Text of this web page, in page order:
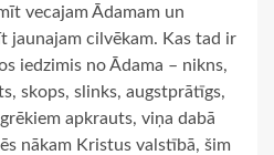
vecajam Ādamam un
jaunajam cilvēkam. Kas tad ir
iedzimis no Ādama – nikns,
skops, slinks, augstprātīgs,
apkrauts, viņa dabā
nākam Kristus valstībā, šim